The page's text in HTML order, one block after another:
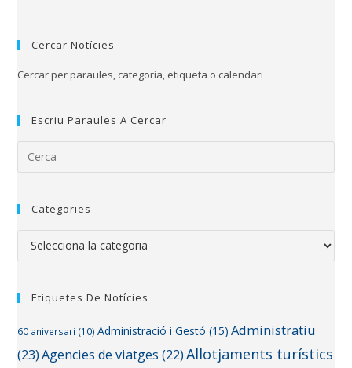
Cercar Notícies
Cercar per paraules, categoria, etiqueta o calendari
Escriu Paraules A Cercar
Categories
Etiquetes De Notícies
60 aniversari (10) Administració i Gestó (15) Administratiu
(23) Agencies de viatges (22) Allotjaments turístics